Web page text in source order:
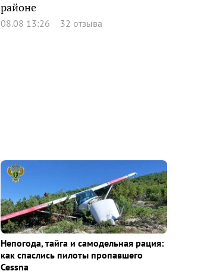
районе
08.08 13:26 32 отзыва
Непогода, тайга и самодельная рация:
как спаслись пилоты пропавшего
Cessna